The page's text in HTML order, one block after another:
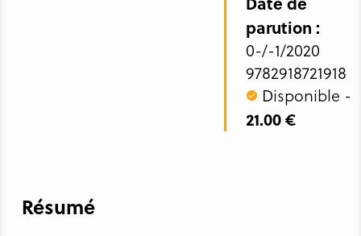
parution :
0-/-1/2020
9782918721918
Disponible -
21.00 €
Résumé